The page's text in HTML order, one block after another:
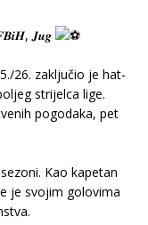
𝑭𝑩𝒊𝑯, 𝑱𝒖𝒈
26. zaključio je hat-
strijelca lige.
pogodaka, pet
Kao kapetan
je svojim golovima